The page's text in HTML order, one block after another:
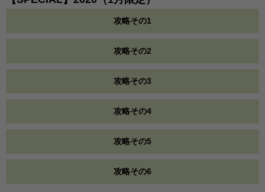
攻略その1
攻略その2
攻略その3
攻略その4
攻略その5
攻略その6